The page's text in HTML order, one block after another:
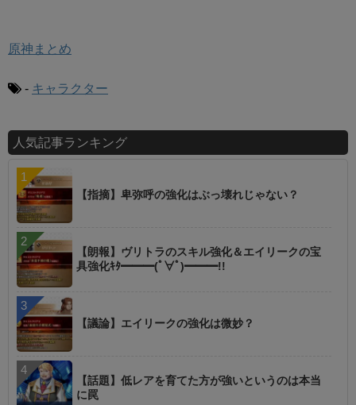
原神まとめ
- キャラクター
人気記事ランキング
【指摘】卑弥呼の強化はぶっ壊れじゃない？
【朗報】ヴリトラのスキル強化＆エイリークの宝
具強化ｷﾀ━━━(ﾟ∀ﾟ)━━━!!
【議論】エイリークの強化は微妙？
【話題】低レアを育てた方が強いというのは本当
に罠